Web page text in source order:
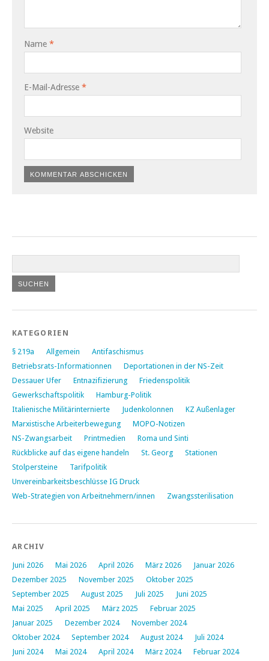
Name *
E-Mail-Adresse *
Website
KATEGORIEN
§ 219a Allgemein
Antifaschismus
Betriebsrats-Informationnen
Deportationen in der NS-Zeit
Dessauer Ufer
Entnazifizierung
Friedenspolitik
Gewerkschaftspolitik
Hamburg-Politik
Italienische Militärinternierte
Judenkolonnen
KZ Außenlager
Marxistische Arbeiterbewegung
MOPO-Notizen
NS-Zwangsarbeit
Printmedien
Roma und Sinti
Rückblicke auf das eigene handeln
St. Georg
Stationen
Stolpersteine
Tarifpolitik
Unvereinbarkeitsbeschlüsse IG Druck
Web-Strategien von Arbeitnehmern/innen
Zwangssterilisation
ARCHIV
Juni 2026 Mai 2026 April 2026 März 2026
Januar 2026
Dezember 2025
November 2025
Oktober 2025
September 2025
August 2025 Juli 2025
Juni 2025
Mai 2025
April 2025 März 2025
Februar 2025
Januar 2025
Dezember 2024
November 2024
Oktober 2024
September 2024 August 2024
Juli 2024
Juni 2024
Mai 2024 April 2024 März 2024
Februar 2024